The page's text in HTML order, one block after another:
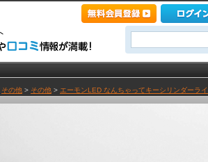
その他 > その他 > エーモンLED なんちゃってキーシリンダーラ